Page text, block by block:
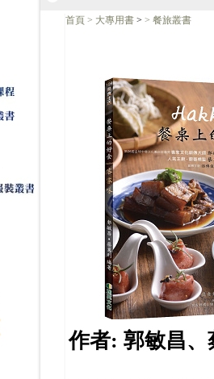
首頁 > 大專用書 > > 餐旅叢書
作者: 郭敏昌、